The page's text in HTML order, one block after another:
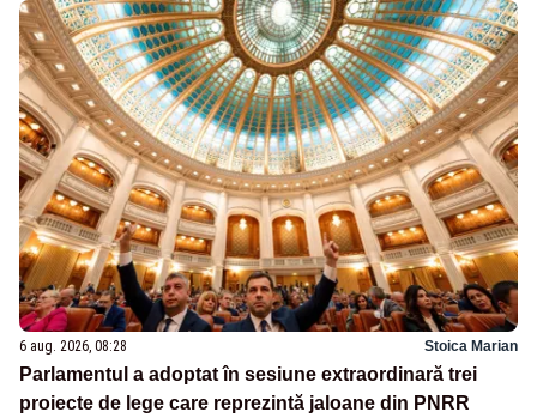
6 aug. 2026, 08:28 Stoica Marian
Parlamentul a adoptat în sesiune extraordinară trei
proiecte de lege care reprezintă jaloane din PNRR